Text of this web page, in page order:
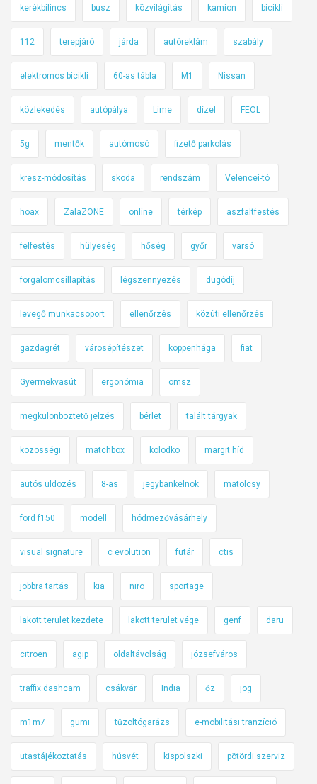
kerékbilincs busz közvilágítás kamion bicikli
112 terepjáró járda autóreklám szabály
elektromos bicikli 60-as tábla M1 Nissan
közlekedés autópálya Lime dízel FEOL
5g mentők autómosó fizető parkolás
kresz-módosítás skoda rendszám Velencei-tó
hoax ZalaZONE online térkép aszfaltfestés
felfestés hülyeség hőség győr varsó
forgalomcsillapítás légszennyezés dugódíj
levegő munkacsoport ellenőrzés közúti ellenőrzés
gazdagrét városépítészet koppenhága fiat
Gyermekvasút ergonómia omsz
megkülönböztető jelzés bérlet talált tárgyak
közösségi matchbox kolodko margit híd
autós üldözés 8-as jegybankelnök matolcsy
ford f150 modell hódmezővásárhely
visual signature c evolution futár ctis
jobbra tartás kia niro sportage
lakott terület kezdete lakott terület vége genf daru
citroen agip oldaltávolság józsefváros
traffix dashcam csákvár India őz jog
m1m7 gumi tűzoltógarázs e-mobilitási tranzíció
utastájékoztatás húsvét kispolszki pötördi szerviz